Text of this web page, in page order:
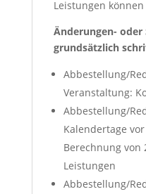
Leistungen
Änderungen-
grundsätzlich
Abbestellung/
Veranstaltung:
Abbestellung/
Kalendertage
Berechnung von
Leistungen
Abbestellung/